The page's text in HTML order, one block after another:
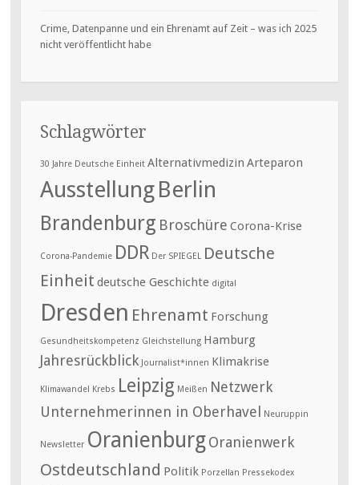
Crime, Datenpanne und ein Ehrenamt auf Zeit – was ich 2025
nicht veröffentlicht habe
Schlagwörter
30 Jahre Deutsche Einheit Alternativmedizin Arteparon
AusstellungBerlin
Brandenburg Broschüre Corona-Krise
Corona-Pandemie DDR Der SPIEGEL Deutsche
Einheit deutsche Geschichte digital
Dresden Ehrenamt Forschung
Gesundheitskompetenz Gleichstellung Hamburg
Jahresrückblick Journalist*innen Klimakrise
Klimawandel Krebs Leipzig Meißen Netzwerk
Unternehmerinnen in Oberhavel
Neuruppin
Newsletter OranienburgOranienwerk
Ostdeutschland Politik Porzellan Pressekodex